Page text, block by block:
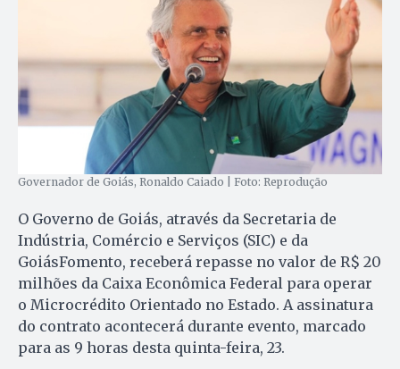
Governador de Goiás, Ronaldo Caiado | Foto: Reprodução
O Governo de Goiás, através da Secretaria de
Indústria, Comércio e Serviços (SIC) e da
GoiásFomento, receberá repasse no valor de R$ 20
milhões da Caixa Econômica Federal para operar
o Microcrédito Orientado no Estado. A assinatura
do contrato acontecerá durante evento, marcado
para as 9 horas desta quinta-feira, 23.